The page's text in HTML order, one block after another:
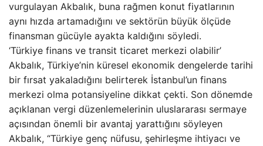
vurgulayan Akbalık, buna rağmen konut fiyatlarının
aynı hızda artamadığını ve sektörün büyük ölçüde
finansman gücüyle ayakta kaldığını söyledi.
‘Türkiye finans ve transit ticaret merkezi olabilir’
Akbalık, Türkiye’nin küresel ekonomik dengelerde tarihi
bir fırsat yakaladığını belirterek İstanbul’un finans
merkezi olma potansiyeline dikkat çekti. Son dönemde
açıklanan vergi düzenlemelerinin uluslararası sermaye
açısından önemli bir avantaj yarattığını söyleyen
Akbalık, “Türkiye genç nüfusu, şehirleşme ihtiyacı ve